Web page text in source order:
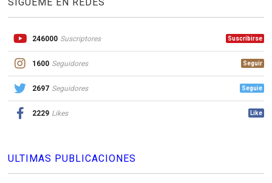
246000 Suscriptores Suscribirse
1600 Seguidores Seguir
2697 Seguidores Seguie
2229 Likes Like
ULTIMAS PUBLICACIONES